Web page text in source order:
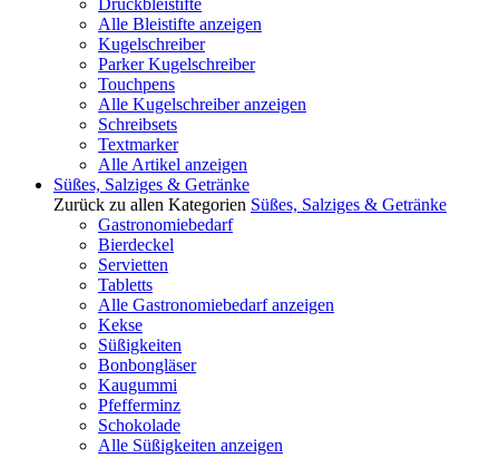
Druckbleistifte
Alle Bleistifte anzeigen
Kugelschreiber
Parker Kugelschreiber
Touchpens
Alle Kugelschreiber anzeigen
Schreibsets
Textmarker
Alle Artikel anzeigen
Süßes, Salziges & Getränke
Zurück zu allen Kategorien Süßes, Salziges & Getränke
Gastronomiebedarf
Bierdeckel
Servietten
Tabletts
Alle Gastronomiebedarf anzeigen
Kekse
Süßigkeiten
Bonbongläser
Kaugummi
Pfefferminz
Schokolade
Alle Süßigkeiten anzeigen